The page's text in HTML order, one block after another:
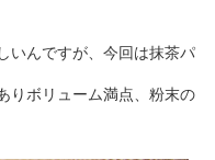
いんですが、今回は抹茶パ
りボリューム満点、粉末の